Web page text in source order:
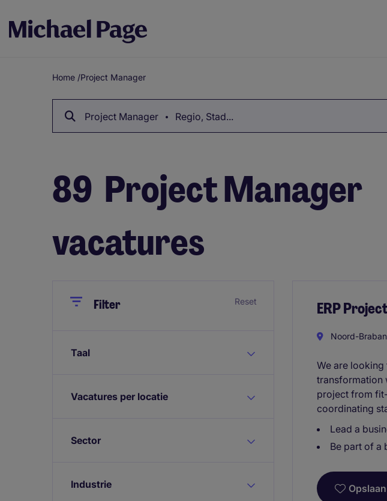
Breadcrumb
Home /Project Manager
Project Manager Regio, Stad...
89 Project Manager
vacatures
CloseFilter Reset
Taal
Vacatures per locatie
Sector
Industrie
ERP
Noord-
We are
transformation
project from
coordinating
Lead a
Be part of a
Opslaan